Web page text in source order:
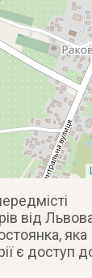
від
яка
є доступ